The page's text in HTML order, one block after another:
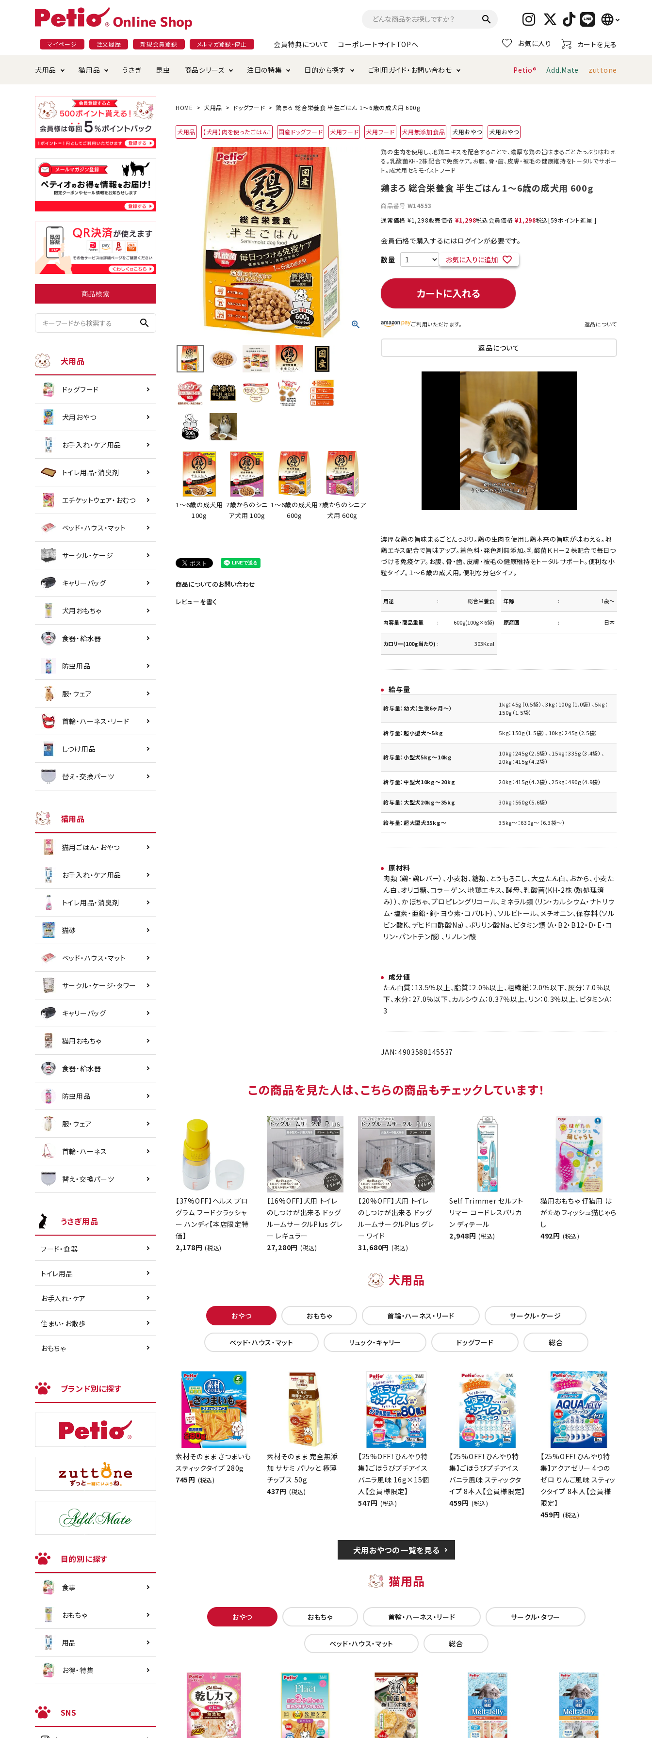
search language
日本語
English
マイページ 注文履歴 新規会員登録 メルマガ登録・停止 会員特典について コーポレートサイトTOPへ お気に入り カートを見る
犬用品
ドッグフード おやつ お手入れ・ケア用品
ペットシーツ ベッド・ハウス・マット サークル・ケージ キャリーバッグ
おもちゃ 食器・給水器 服・ウェア
首輪・ハーネス・リード しつけ用品 替え・交換パーツ
猫用品
ごはん・おやつ お手入れ・ケア用品 トイレタリー・消臭剤
ベッド・ハウス・マット サークル・ケージ・タワー キャリーバッグ おもちゃ
食器・給水器 防虫用品 首輪・ハーネス
替え・交換パーツ
うさぎ 昆虫 商品シリーズ
プラクト 素材そのまま 極上
注目の特集
夜のお散歩特集 無添加特集 けりぐるみ特集
目的から探す
国産フード&おやつ特集 穀物不使用のグレインフリー
じゃらして遊ぶ 引っ張って遊ぶ
またたび・元気草 夜のお散歩
小型犬にオススメ ダイエット中にオススメ まとめ買いでオトク！！ ネコポス対象商品一覧
ご利用ガイド・お問い合わせ
ショッピングガイド 会員特典について ご注文方法について
返品・交換について オンラインショップ利用規約
Petio® Add.Mate zuttone
商品検索
search
犬用品
ドッグフード
犬用おやつ
お手入れ・ケア用品
トイレ用品・消臭剤
エチケットウェア・おむつ
ベッド・ハウス・マット
サークル・ケージ
キャリーバッグ
犬用おもちゃ
食器・給水器
防虫用品
服・ウェア
首輪・ハーネス・リード
しつけ用品
替え・交換パーツ
猫用品
猫用ごはん・おやつ
お手入れ・ケア用品
トイレ用品・消臭剤
猫砂
ベッド・ハウス・マット
サークル・ケージ・タワー
キャリーバッグ
猫用おもちゃ
食器・給水器
防虫用品
服・ウェア
首輪・ハーネス
替え・交換パーツ
うさぎ用品
フード・食器
トイレ用品
お手入れ・ケア
住まい・お散歩
おもちゃ
ブランド別に探す
目的別に探す
食事
おもちゃ
用品
お得・特集
SNS
HOME 犬用品 ドッグフード 鶏まろ 総合栄養食 半生ごはん 1～6歳の成犬用 600g
犬用品 【犬用】肉を使ったごはん！ 国産ドッグフード 犬用フード 犬用フード 犬用無添加食品 犬用おやつ 犬用おやつ
1～6歳の成犬用
100g
7歳からのシニ
ア犬用 100g
1～6歳の成犬用
600g
7歳からのシニア
犬用 600g
商品についてのお問い合わせ
レビューを書く
鶏の生肉を使用し、地鶏エキスを配合することで、濃厚な鶏の旨味まるごとたっぷり味わえ
る。乳酸菌KH-2株配合で免疫ケア。お腹、骨・歯、皮膚・被毛の健康維持をトータルでサポー
ト。成犬用セミモイストフード
鶏まろ 総合栄養食 半生ごはん 1～6歳の成犬用 600g
商品番号 W14553
通常価格 ¥1,298販売価格 ¥1,298税込会員価格 ¥1,298税込[59ポイント進呈 ]
会員価格で購入するにはログインが必要です。
お気に入りに追加
カートに入れる
ご利用いただけます。 返品について
返品について
濃厚な鶏の旨味まるごとたっぷり。鶏の生肉を使用し鶏本来の旨味が味わえる。地
鶏エキス配合で旨味アップ。着色料・発色剤無添加。乳酸菌ＫＨ－２株配合で毎日つ
づける免疫ケア。お腹、骨・歯、皮膚・被毛の健康維持をトータルサポート。便利な小
粒タイプ。１～６歳の成犬用。便利な分包タイプ。
用途 総合栄養食 年齢 1歳～
内容量・商品重量 600g(100g×6袋) 原産国 日本
カロリー(100g当たり) 303Kcal
給与量
給与量：幼犬（生後6ヶ月～）
1kg：45g（0.5袋）、3kg：100g（1.0袋）、5kg：
150g（1.5袋）
給与量：超小型犬～5kg 5kg：150g（1.5袋）、10kg：245g（2.5袋）
給与量：小型犬5kg～10kg
10kg：245g（2.5袋）、15kg：335g（3.4袋）、
20kg：415g（4.2袋）
給与量：中型犬10kg～20kg 20kg：415g（4.2袋）、25kg：490g（4.9袋）
給与量：大型犬20kg～35kg 30kg：560g（5.6袋）
給与量：超大型犬35kg～ 35kg～：630g～（6.3袋～）
原材料
肉類（鶏・鶏レバー）、小麦粉、糖類、とうもろこし、大豆たん白、おから、小麦た
ん白、オリゴ糖、コラーゲン、地鶏エキス、酵母、乳酸菌(KH-2株（熱処理済
み））、かぼちゃ、プロピレングリコール、ミネラル類（リン・カルシウム・ナトリウ
ム・塩素・亜鉛・銅・ヨウ素・コバルト）、ソルビトール、メチオニン、保存料（ソル
ビン酸K、デヒドロ酢酸Na）、ポリリン酸Na、ビタミン類（A・B2・B12・D・E・コ
リン・パントテン酸）、リノレン酸
成分値
たん白質：13.5％以上、脂質：2.0％以上、粗繊維：2.0％以下、灰分：7.0％以
下、水分：27.0％以下、カルシウム：0.37％以上、リン：0.3％以上、ビタミンA：
3
JAN：4903588145537
この商品を見た人は、こちらの商品もチェックしています！
【37%OFF】ヘルス プロ
グラム フードクラッシャ
ー ハンディ【本店限定特
価】
2,178円 (税込)
【16%OFF】犬用 トイレ
のしつけが出来る ドッグ
ルームサークルPlus グレ
ー レギュラー
27,280円 (税込)
【20%OFF】犬用 トイレ
のしつけが出来る ドッグ
ルームサークルPlus グレ
ー ワイド
31,680円 (税込)
Self Trimmer セルフト
リマー コードレスバリカ
ン ディテール
2,948円 (税込)
猫用おもちゃ 仔猫用 は
がためフィッシュ猫じゃら
し
492円 (税込)
犬用品
おやつ おもちゃ 首輪・ハーネス・リード サークル・ケージ
ベッド・ハウス・マット リュック・キャリー ドッグフード 総合
素材そのまま さつまいも
スティックタイプ 280g
745円 (税込)
素材そのまま 完全無添
加 ササミ パリッと 極薄
チップス 50g
437円 (税込)
【25%OFF！ひんやり特
集】ごほうびプチアイス
バニラ風味 16g×15個
入【会員様限定】
547円 (税込)
【25%OFF！ひんやり特
集】ごほうびプチアイス
バニラ風味 スティックタ
イプ 8本入【会員様限定】
459円 (税込)
【25%OFF！ひんやり特
集】アクアゼリー 4つの
ゼロ りんご風味 スティッ
クタイプ 8本入【会員様
限定】
459円 (税込)
犬用おやつの一覧を見る
猫用品
おやつ おもちゃ 首輪・ハーネス・リード サークル・タワー
ベッド・ハウス・マット 総合